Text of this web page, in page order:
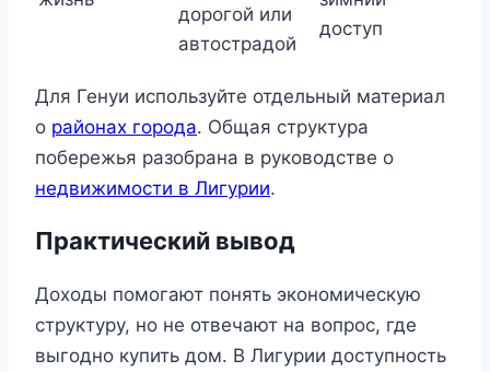
дорогой или
автострадой
доступ
Для Генуи используйте отдельный материал
о районах города. Общая структура
побережья разобрана в руководстве о
недвижимости в Лигурии.
Практический вывод
Доходы помогают понять экономическую
структуру, но не отвечают на вопрос, где
выгодно купить дом. В Лигурии доступность